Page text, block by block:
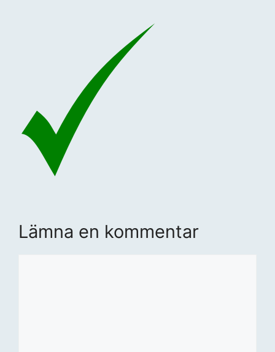
Lämna en kommentar